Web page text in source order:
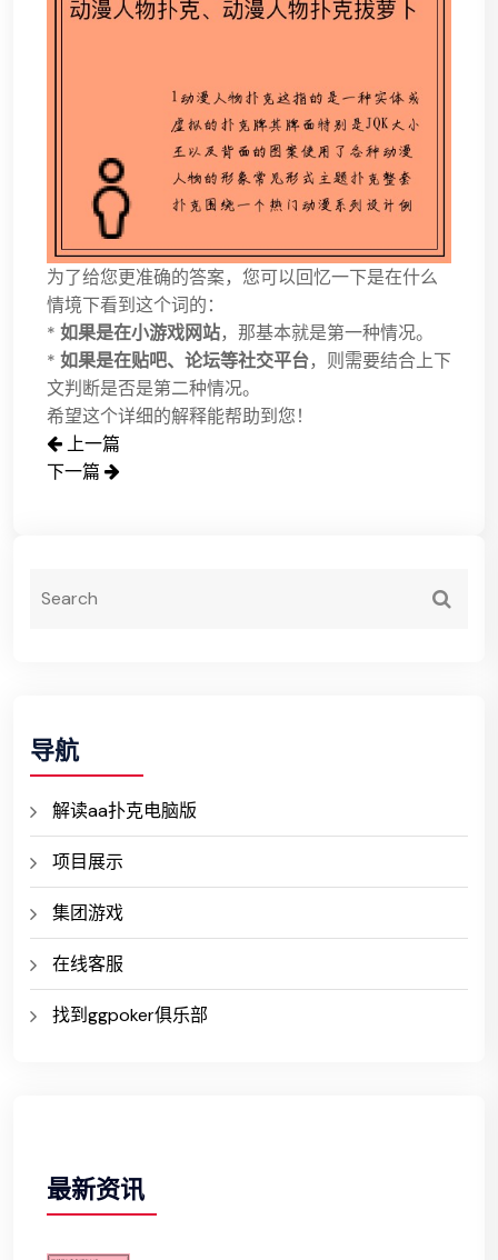
为了给您更准确的答案，您可以回忆一下是在什么
情境下看到这个词的：
* 如果是在小游戏网站，那基本就是第一种情况。
* 如果是在贴吧、论坛等社交平台，则需要结合上下
文判断是否是第二种情况。
希望这个详细的解释能帮助到您！
上一篇
下一篇
导航
解读aa扑克电脑版
项目展示
集团游戏
在线客服
找到ggpoker俱乐部
最新资讯